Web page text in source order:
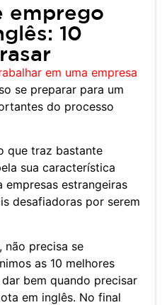
emprego
10
em uma empresa
se preparar para um
do processo
que traz bastante
sua característica
estrangeiras
desafiadoras por serem
não precisa se
as 10 melhores
bem quando precisar
em inglês. No final